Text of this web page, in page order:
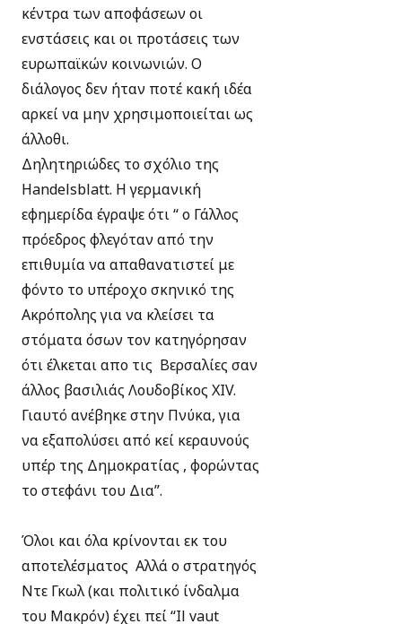
κέντρα των αποφάσεων οι
ενστάσεις και οι προτάσεις των
ευρωπαϊκών κοινωνιών. Ο
διάλογος δεν ήταν ποτέ κακή ιδέα
αρκεί να μην χρησιμοποιείται ως
άλλοθι.
Δηλητηριώδες το σχόλιο της
Handelsblatt. Η γερμανική
εφημερίδα έγραψε ότι “ ο Γάλλος
πρόεδρος φλεγόταν από την
επιθυμία να απαθανατιστεί με
φόντο το υπέροχο σκηνικό της
Ακρόπολης για να κλείσει τα
στόματα όσων τον κατηγόρησαν
ότι έλκεται απο τις Βερσαλίες σαν
άλλος βασιλιάς Λουδοβίκος XIV.
Γιαυτό ανέβηκε στην Πνύκα, για
να εξαπολύσει από κεί κεραυνούς
υπέρ της Δημοκρατίας , φορώντας
το στεφάνι του Δια”.
Όλοι και όλα κρίνονται εκ του
αποτελέσματος Αλλά ο στρατηγός
Ντε Γκωλ (και πολιτικό ίνδαλμα
του Μακρόν) έχει πεί “Il vaut